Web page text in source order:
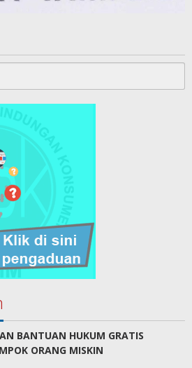
BANTUAN HUKUM GRATIS
ORANG MISKIN